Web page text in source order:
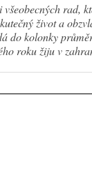
všeobecných rad,
život a
do kolonky
roku žiju v